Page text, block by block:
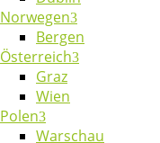
Norwegen
Bergen
Österreich
Graz
Wien
Polen
Warschau